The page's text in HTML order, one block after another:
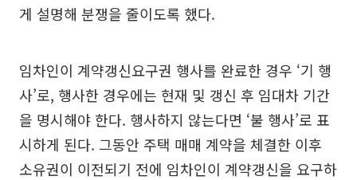
게 설명해 분쟁을 줄이도록 했다.
임차인이 계약갱신요구권 행사를 완료한 경우 ‘기 행
사’로, 행사한 경우에는 현재 및 갱신 후 임대차 기간
을 명시해야 한다. 행사하지 않는다면 ‘불 행사’로 표
시하게 된다. 그동안 주택 매매 계약을 체결한 이후
소유권이 이전되기 전에 임차인이 계약갱신을 요구하